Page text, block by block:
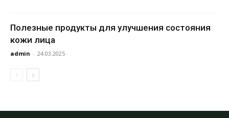
Полезные продукты для улучшения состояния
кожи лица
admin - 24.03.2025